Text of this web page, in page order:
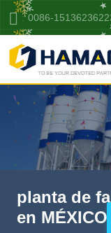
0086-
planta de
en MÉXICO